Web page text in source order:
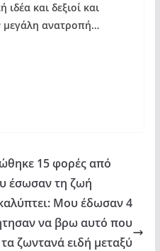
ιδέα και δεξιοί και
μεγάλη ανατροπή…
15 φορές από
έσωσαν τη ζωή
Μου έδωσαν 4
να βρω αυτό που
ζωντανά ειδή μεταξύ